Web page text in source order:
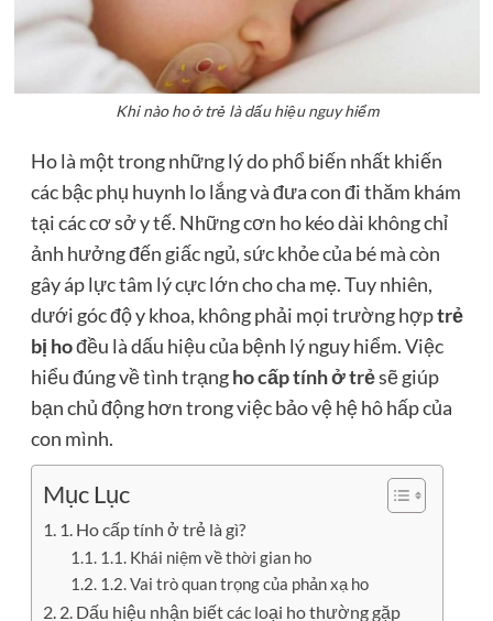
Khi nào ho ở trẻ là dấu hiệu nguy hiểm
Ho là một trong những lý do phổ biến nhất khiến
các bậc phụ huynh lo lắng và đưa con đi thăm khám
tại các cơ sở y tế. Những cơn ho kéo dài không chỉ
ảnh hưởng đến giấc ngủ, sức khỏe của bé mà còn
gây áp lực tâm lý cực lớn cho cha mẹ. Tuy nhiên,
dưới góc độ y khoa, không phải mọi trường hợptrẻ
bị hođều là dấu hiệu của bệnh lý nguy hiểm. Việc
hiểu đúng về tình trạngho cấp tính ở trẻsẽ giúp
bạn chủ động hơn trong việc bảo vệ hệ hô hấp của
con mình.
Mục Lục
1. Ho cấp tính ở trẻ là gì?
1.1. Khái niệm về thời gian ho
1.2. Vai trò quan trọng của phản xạ ho
2. Dấu hiệu nhận biết các loại ho thường gặp